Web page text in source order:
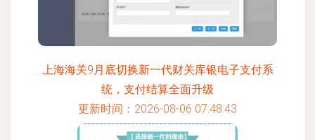
上海海关9月底切换新一代财关库银电子支付系
统，支付结算全面升级
更新时间：2026-08-06 07:48:43